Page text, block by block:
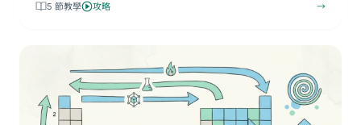
5 節教學 攻略 →